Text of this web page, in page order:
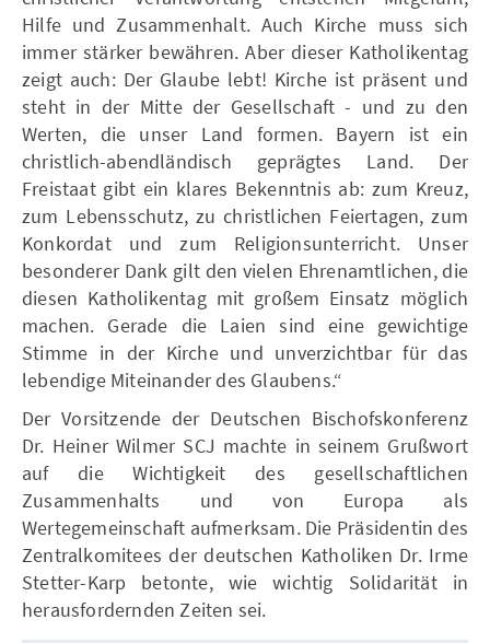
Hilfe und Zusammenhalt. Auch Kirche muss sich
immer stärker bewähren. Aber dieser Katholikentag
zeigt auch: Der Glaube lebt! Kirche ist präsent und
steht in der Mitte der Gesellschaft - und zu den
Werten, die unser Land formen. Bayern ist ein
christlich-abendländisch geprägtes Land. Der
Freistaat gibt ein klares Bekenntnis ab: zum Kreuz,
zum Lebensschutz, zu christlichen Feiertagen, zum
Konkordat und zum Religionsunterricht. Unser
besonderer Dank gilt den vielen Ehrenamtlichen, die
diesen Katholikentag mit großem Einsatz möglich
machen. Gerade die Laien sind eine gewichtige
Stimme in der Kirche und unverzichtbar für das
lebendige Miteinander des Glaubens.“
Der Vorsitzende der Deutschen Bischofskonferenz
Dr. Heiner Wilmer SCJ machte in seinem Grußwort
auf die Wichtigkeit des gesellschaftlichen
Zusammenhalts und von Europa als
Wertegemeinschaft aufmerksam. Die Präsidentin des
Zentralkomitees der deutschen Katholiken Dr. Irme
Stetter-Karp betonte, wie wichtig Solidarität in
herausfordernden Zeiten sei.